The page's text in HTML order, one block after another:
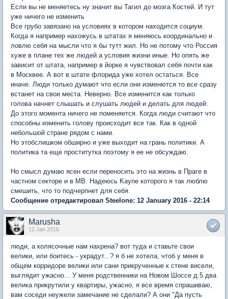
Если вы не меняетесь ну значит вы Тагил до мозга Костей. И тут
уже ничего не изменить
Все грубо завязано на условиях в котором находится социум.
Когда я например нахожусь в штатах я меняюсь координально и
ловлю себя на мысли что я бы тутт жил. Но не потому что Россия
хуже в плане тех же людей а условия жизни иные. Но опять же
зависит от штата, например в йорке я чувствовал себя почти как
в Москвее. А вот в штате флорида уже хотел остаться. Все
иначе. Люди только думают что если они изменются то все сразу
встанет на свои места. Неверно. Все изменится как только
голова начнет слышать и слушать людей и делать для людей.
До этого момента ничего не поменяется. Когда люди считают что
способны изменить голову происходит все так. Как в одной
небольшой стране рядом с нами.
Но этобслишком обширно и уже выходит на грань политики. А
политика та еще проститутка поэтому я ее не обсуждаю.
Но смысл думаю ясен если переносить это на жизнь в Праге в
частном секторе и в МВ. Надеюсь Kayne которого я так люблю
смешить, что то подчерпнет для себя.
Сообщение отредактировал Steelone: 12 January 2016 - 22:14
Marusha
12 Jan 2016
люди, а колясочные нам нахрена? вот туда и ставьте свои
велики, или боитесь - украдут...? я б не хотела, чтоб у меня в
общем корридоре велики или сани прикрученные к стене висели,
выглядит ужасно... У меня родственники на Новом Шоссе д.5 два
велика прикрутили у квартиры, ужасно, я все время спрашиваю,
вам соседи неужели замечание не сделали? А они "Да пусть